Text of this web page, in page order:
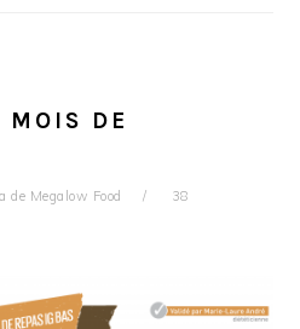
DE
de Megalow Food
38